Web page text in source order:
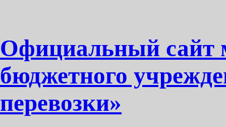
Официальный сайт
бюджетного
перевозки»